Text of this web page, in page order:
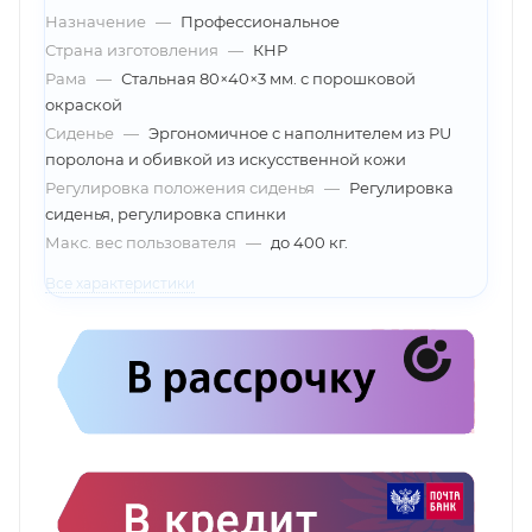
Назначение — Профессиональное
Страна изготовления — КНР
Рама — Стальная 80×40×3 мм. с порошковой
окраской
Сиденье — Эргономичное с наполнителем из PU
поролона и обивкой из искусственной кожи
Регулировка положения сиденья — Регулировка
сиденья, регулировка спинки
Макс. вес пользователя — до 400 кг.
Все характеристики